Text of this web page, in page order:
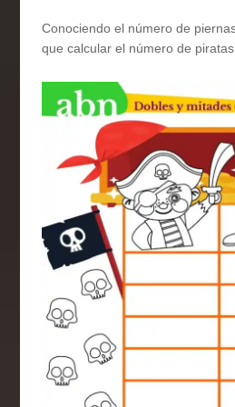
Conociendo el número de
que calcular el número de piratas.